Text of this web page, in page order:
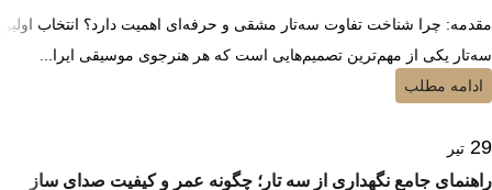
مقدمه: چرا شناخت تفاوت سه‌تار مشقی و حرفه‌ای اهمیت دارد؟ انتخاب اولین
سه‌تار یکی از مهم‌ترین تصمیم‌هایی است که هر هنرجوی موسیقی ایرا...
ادامه مطلب
29 تیر
راهنمای جامع نگهداری از سه تار؛ چگونه عمر و کیفیت صدای ساز